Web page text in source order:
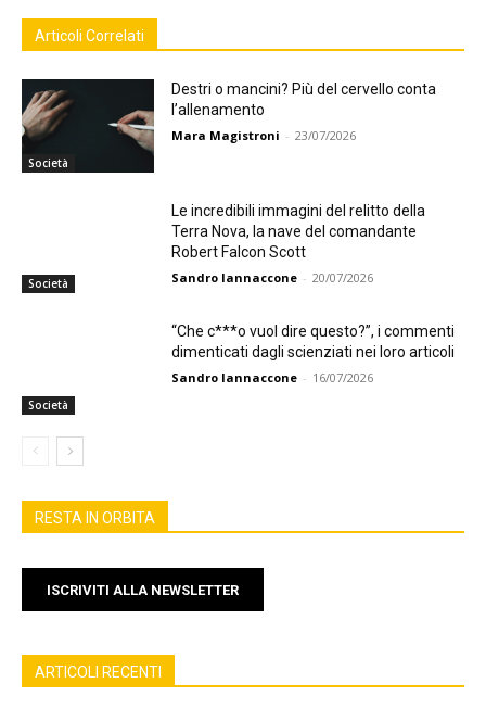
Articoli Correlati
Società
Destri o mancini? Più del cervello conta
l’allenamento
Mara Magistroni - 23/07/2026
Società
Le incredibili immagini del relitto della
Terra Nova, la nave del comandante
Robert Falcon Scott
Sandro Iannaccone - 20/07/2026
Società
“Che c***o vuol dire questo?”, i commenti
dimenticati dagli scienziati nei loro articoli
Sandro Iannaccone - 16/07/2026
RESTA IN ORBITA
ISCRIVITI ALLA NEWSLETTER
ARTICOLI RECENTI